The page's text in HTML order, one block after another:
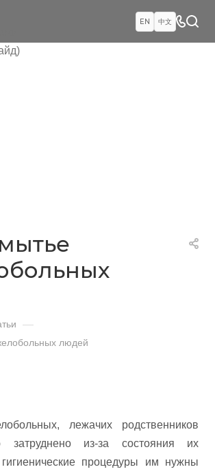
EN 中文
—
людей
лежачих родственников
затруднено из-за состояния их
процедуры им нужны